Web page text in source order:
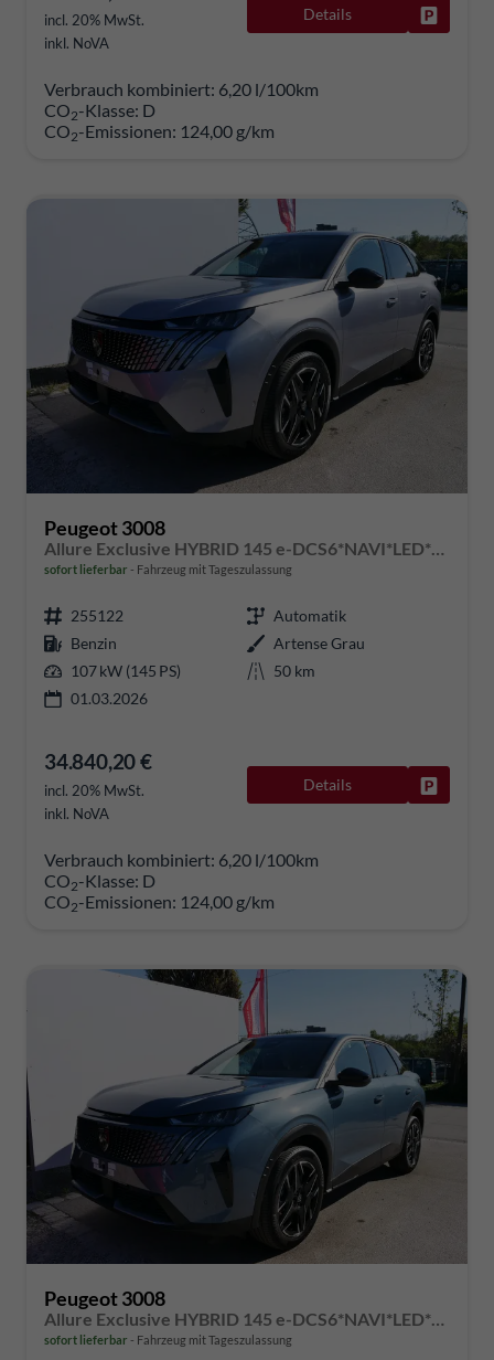
incl. 20% MwSt.
inkl. NoVA
Details
Verbrauch kombiniert: 6,20 l/100km
CO2-Klasse: D
CO2-Emissionen: 124,00 g/km
Peugeot 3008
Allure Exclusive HYBRID 145 e-DCS6*NAVI*LED*PDC*360*KAMERA*TEMPOMAT*19-ZOLL-ALU
sofort lieferbar Fahrzeug mit Tageszulassung
255122
Automatik
Benzin
Artense Grau
107 kW (145 PS)
50 km
01.03.2026
34.840,20 €
incl. 20% MwSt.
inkl. NoVA
Details
Verbrauch kombiniert: 6,20 l/100km
CO2-Klasse: D
CO2-Emissionen: 124,00 g/km
Peugeot 3008
sofort lieferbar Fahrzeug mit Tageszulassung